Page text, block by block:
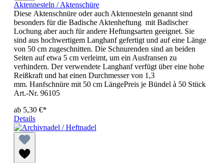
Aktennesteln / Aktenschüre
Diese Aktenschnüre oder auch Aktennesteln genannt sind
besonders für die Badische Aktenheftung mit Badischer
Lochung aber auch für andere Heftungsarten geeignet. Sie
sind aus hochwertigem Langhanf gefertigt und auf eine Länge
von 50 cm zugeschnitten. Die Schnurenden sind an beiden
Seiten auf etwa 5 cm verleimt, um ein Ausfransen zu
verhindern. Der verwendete Langhanf verfügt über eine hohe
Reißkraft und hat einen Durchmesser von 1,3
mm. Hanfschnüre mit 50 cm LängePreis je Bündel à 50 Stück
Art.-Nr. 96105
ab 5,30 €*
Details